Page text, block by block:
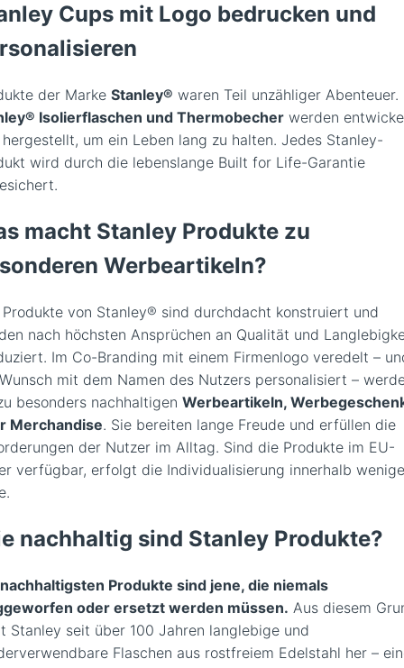
Cups mit Logo bedrucken und
der Marke Stanley® waren Teil unzähliger Abenteuer.
Isolierflaschen und Thermobecher werden
um ein Leben lang zu halten. Jedes Stanley-
wird durch die lebenslange Built for Life-Garantie
macht Stanley Produkte zu
Werbeartikeln?
von Stanley® sind durchdacht konstruiert und
nach höchsten Ansprüchen an Qualität und
Im Co-Branding mit einem Firmenlogo veredelt –
mit dem Namen des Nutzers personalisiert –
besonders nachhaltigen Werbeartikeln,
Merchandise. Sie bereiten lange Freude und erfüllen die
der Nutzer im Alltag. Sind die Produkte im EU-
verfügbar, erfolgt die Individualisierung innerhalb
nachhaltig sind Stanley Produkte?
Produkte sind jene, die niemals
oder ersetzt werden müssen. Aus diesem
Stanley seit über 100 Jahren langlebige und
Flaschen aus rostfreiem Edelstahl her –